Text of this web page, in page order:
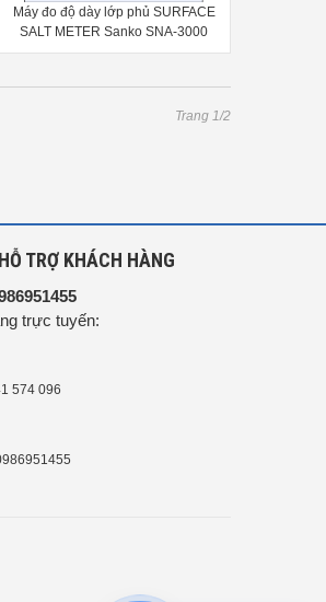
Máy đo độ dày lớp phủ SURFACE
SALT METER Sanko SNA-3000
Trang 1/2
TRỢ KHÁCH HÀNG
trực tuyến:
574 096